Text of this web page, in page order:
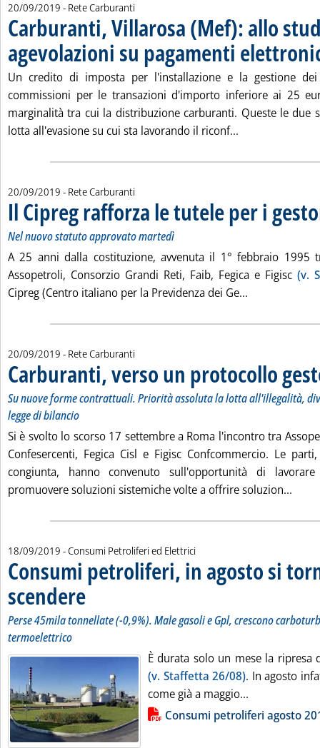
20/09/2019 - Rete Carburanti
Carburanti, Villarosa (Mef): allo
agevolazioni su pagamenti
Un credito di imposta per l'installazione e la gestione
commissioni per le transazioni d'importo inferiore ai 25
marginalità tra cui la distribuzione carburanti. Queste le due
lotta all'evasione su cui sta lavorando il riconf...
20/09/2019 - Rete Carburanti
Il Cipreg rafforza le tutele per i
Nel nuovo statuto approvato martedì
A 25 anni dalla costituzione, avvenuta il 1° febbraio 1995
Assopetroli, Consorzio Grandi Reti, Faib, Fegica e Figisc (v.
Cipreg (Centro italiano per la Previdenza dei Ge...
20/09/2019 - Rete Carburanti
Carburanti, verso un protocollo
Su nuove forme contrattuali. Priorità assoluta la lotta all'illegalità,
legge di bilancio
Si è svolto lo scorso 17 settembre a Roma l'incontro tra
Confesercenti, Fegica Cisl e Figisc Confcommercio. Le
congiunta, hanno convenuto sull'opportunità di
promuovere soluzioni sistemiche volte a offrire soluzion...
18/09/2019 - Consumi Petroliferi ed Elettrici
Consumi petroliferi, in agosto si
scendere. Sottotitolo: Perse 45mila tonnellate (-0,9%). Male gasoli e Gpl,
. Pubblicata mercoledì 18 settembre 2019 alle 14.52.
Perse 45mila tonnellate (-0,9%). Male gasoli e Gpl, crescono
termoelettrico
È durata solo un mese la ripresa
(v. Staffetta 26/08). In agosto
come già a maggio...
Lista allegati PDF alla notiziaConsumi petroliferi agosto